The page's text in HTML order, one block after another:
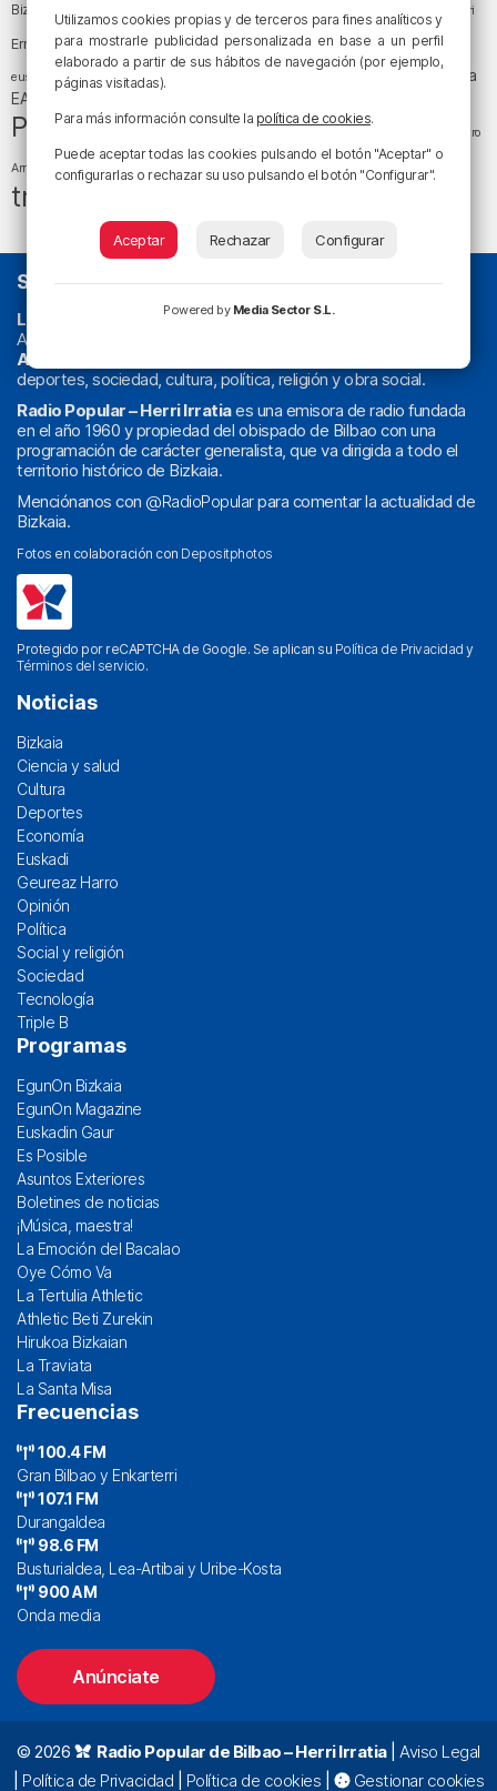
Bizkaia
Enkarterri
Ernesto Valverde Ertzaintza Euskadi (País Vasco)
euskera fiestas fútbol juanma jubera LaLiga
LaLiga
EA Sports
Política sociedadsucesos Teatro
Arriaga tiempotiempo atmosféricotráfico
tráfico en Bizkaia
SOBRE NOSOTROS
La radio sin cadenas. Desde 1960 haciendo radio en Bilbao.
Actualidad y
Athletic
deportes, sociedad, cultura, política, religión y obra social.
Radio Popular – Herri Irratiaes una emisora de radio fundada
en el año 1960 y propiedad del obispado de Bilbao con una
programación de carácter generalista, que va dirigida a todo el
territorio histórico de Bizkaia.
Menciónanos con @RadioPopularpara comentar la actualidad de
Bizkaia.
Fotos en colaboración con Depositphotos
Protegido por reCAPTCHA de Google. Se aplican su Política de Privacidad y
Términos del servicio.
Noticias
Bizkaia
Ciencia y salud
Cultura
Deportes
Economía
Euskadi
Geureaz Harro
Opinión
Política
Social y religión
Sociedad
Tecnología
Triple B
Programas
EgunOn Bizkaia
EgunOn Magazine
Euskadin Gaur
Es Posible
Asuntos Exteriores
Boletines de noticias
¡Música, maestra!
La Emoción del Bacalao
Oye Cómo Va
La Tertulia Athletic
Athletic Beti Zurekin
Hirukoa Bizkaian
La Traviata
La Santa Misa
Frecuencias
100.4 FM
Gran Bilbao y Enkarterri
107.1 FM
Durangaldea
98.6 FM
Busturialdea, Lea-Artibai y Uribe-Kosta
900 AM
Onda media
Anúnciate
© 2026 Radio Popular de Bilbao – Herri Irratia| Aviso Legal
Política de Privacidad Política de cookies Gestionar cookies
Utilizamos cookies propias y de terceros para fines analíticos y
para mostrarle publicidad personalizada en base a un perfil
elaborado a partir de sus hábitos de navegación (por ejemplo,
páginas visitadas).
Para más información consulte la política de cookies.
Puede aceptar todas las cookies pulsando el botón "Aceptar" o
configurarlas o rechazar su uso pulsando el botón "Configurar".
Aceptar Rechazar Configurar
Powered by Media Sector S.L.